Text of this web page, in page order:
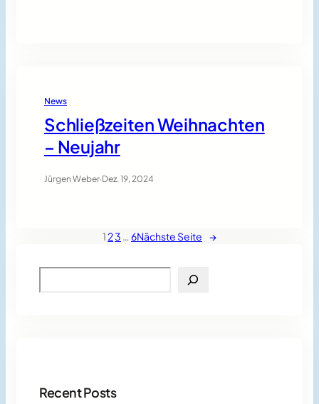
News
Schließzeiten Weihnachten
– Neujahr
Jürgen Weber·Dez. 19, 2024
1 23 … 6Nächste Seite →
e
Recent Posts